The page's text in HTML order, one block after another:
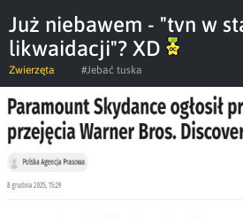
Już niebawem - "tvn w
likwaidacji"? XD
Zwierzęta #Jebać tuska